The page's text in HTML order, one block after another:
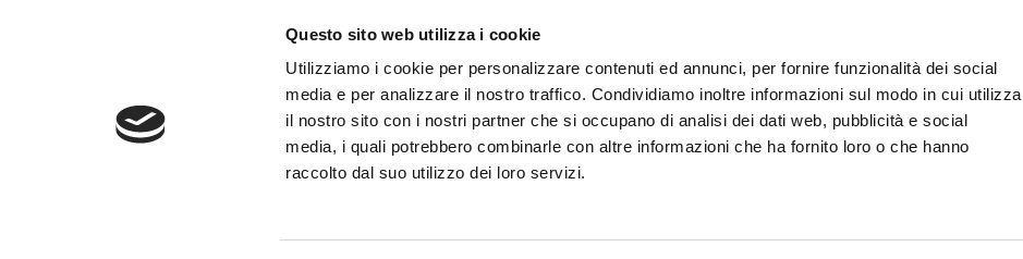
Questo sito web utilizza i cookie
Utilizziamo i cookie per personalizzare contenuti ed annunci, per fornire funzionalità dei social
media e per analizzare il nostro traffico. Condividiamo inoltre informazioni sul modo in cui utilizza
il nostro sito con i nostri partner che si occupano di analisi dei dati web, pubblicità e social
media, i quali potrebbero combinarle con altre informazioni che ha fornito loro o che hanno
raccolto dal suo utilizzo dei loro servizi.
Giugno 4, 2026
info@toffolettodeluca.it Privacy Cookie Note Legali